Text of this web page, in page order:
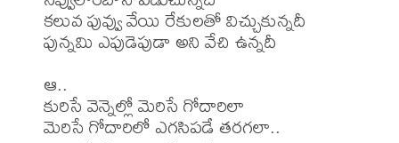
కలువ పువ్వు వేయి రేకులతో విచ్చుకున్నదీ
పున్నమి ఎపుడెపుడా అని వేచి ఉన్నదీ
ఆ..
కురిసే వెన్నెల్లో మెరిసే గోదారిలా
మెరిసే గోదారిలో ఎగసిపడే తరగలా..